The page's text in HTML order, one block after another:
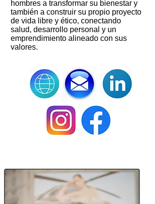
hombres a transformar su bienestar y
también a construir su propio proyecto
de vida libre y ético, conectando
salud, desarrollo personal y un
emprendimiento alineado con sus
valores.